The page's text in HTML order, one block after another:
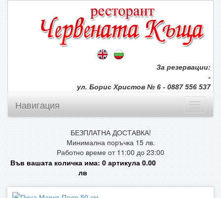
За резервации:
-
ул. Борис Христов № 6 - 0887 556 537
Навигация
БЕЗПЛАТНА ДОСТАВКА!
Минимална поръчка 15 лв.
Работно време от 11:00 до 23:00
Във вашата количка има:0артикула0.00
лв